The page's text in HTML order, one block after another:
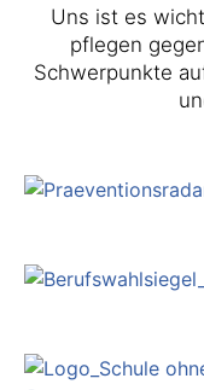
Uns ist es
pflegen
Schwerpunkte